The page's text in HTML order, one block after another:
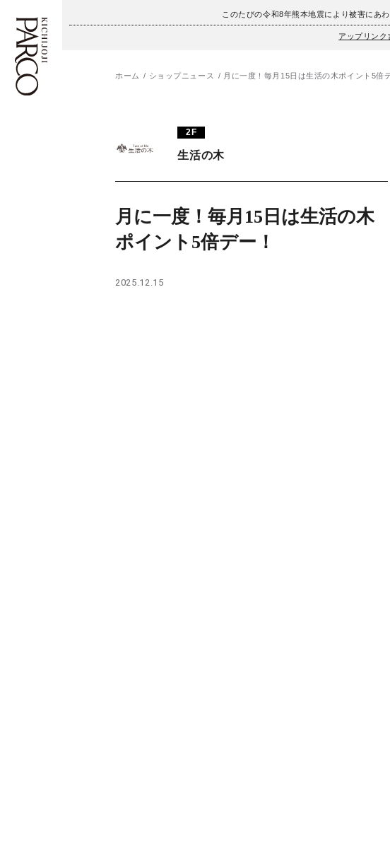
このたびの令和8年熊本地震により被害にあ
アップリンク
施設案内・アクセス
レストラン・カフェ
TAX FREE
ภาษาไทย
ホーム ショップニュース 月に一度！毎月15日は生活の木ポイント5倍
2F
生活の木
月に一度！毎月15日は生活の木
ポイント5倍デー！
2025.12.15